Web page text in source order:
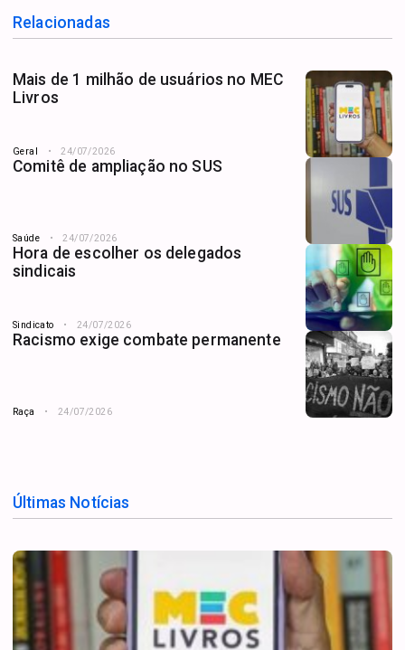
Relacionadas
Mais de 1 milhão de usuários no MEC
Livros
Geral 24/07/2026
Comitê de ampliação no SUS
Saúde 24/07/2026
Hora de escolher os delegados
sindicais
Sindicato 24/07/2026
Racismo exige combate permanente
Raça 24/07/2026
Últimas Notícias